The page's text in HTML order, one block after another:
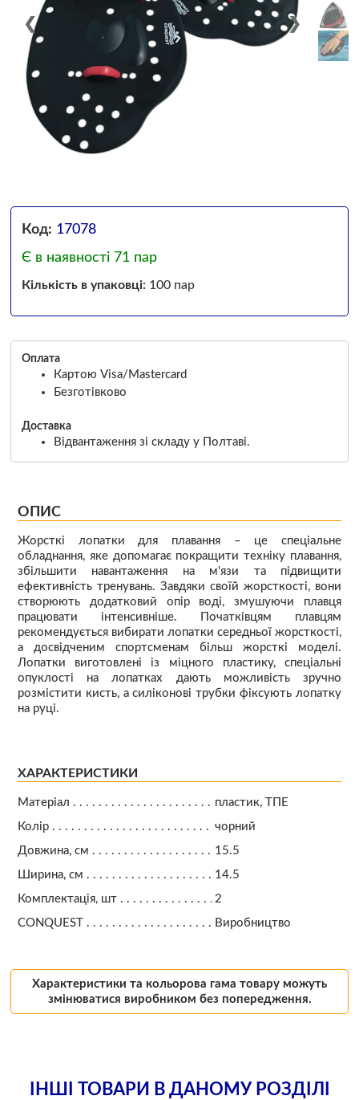
❮ ❯
Код: 17078
Є в наявності 71 пар
Кількість в упаковці:100 пар
Оплата
Картою Visa/Mastercard
Безготівково
Доставка
Відвантаження зі складу у Полтаві.
ОПИС
Жорсткі лопатки для плавання – це спеціальне
обладнання, яке допомагає покращити техніку плавання,
збільшити навантаження на м'язи та підвищити
ефективність тренувань. Завдяки своїй жорсткості, вони
створюють додатковий опір воді, змушуючи плавця
працювати інтенсивніше. Початківцям плавцям
рекомендується вибирати лопатки середньої жорсткості,
а досвідченим спортсменам більш жорсткі моделі.
Лопатки виготовлені із міцного пластику, спеціальні
опуклості на лопатках дають можливість зручно
розмістити кисть, а силіконові трубки фіксують лопатку
на руці.
ХАРАКТЕРИСТИКИ
Матеріал
пластик, ТПЕ
Колір
чорний
Довжина, см
15.5
Ширина, см
14.5
Комплектація, шт
2
CONQUEST
Виробництво
Характеристики та кольорова гама товару можуть
змінюватися виробником без попередження.
ІНШІ ТОВАРИ В ДАНОМУ РОЗДІЛІ